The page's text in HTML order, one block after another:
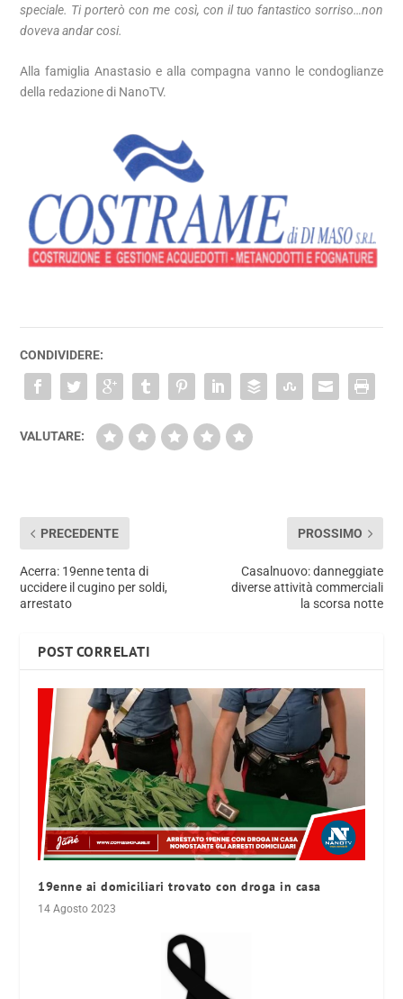
speciale. Ti porterò con me così, con il tuo fantastico sorriso…non
doveva andar cosi.
Alla famiglia Anastasio e alla compagna vanno le condoglianze
della redazione di NanoTV.
CONDIVIDERE:
VALUTARE:
PRECEDENTE
Acerra: 19enne tenta di
uccidere il cugino per soldi,
arrestato
PROSSIMO
Casalnuovo: danneggiate
diverse attività commerciali
la scorsa notte
POST CORRELATI
19enne ai domiciliari trovato con droga in casa
14 Agosto 2023